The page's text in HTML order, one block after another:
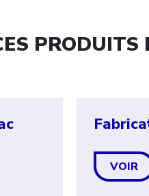
VOIR